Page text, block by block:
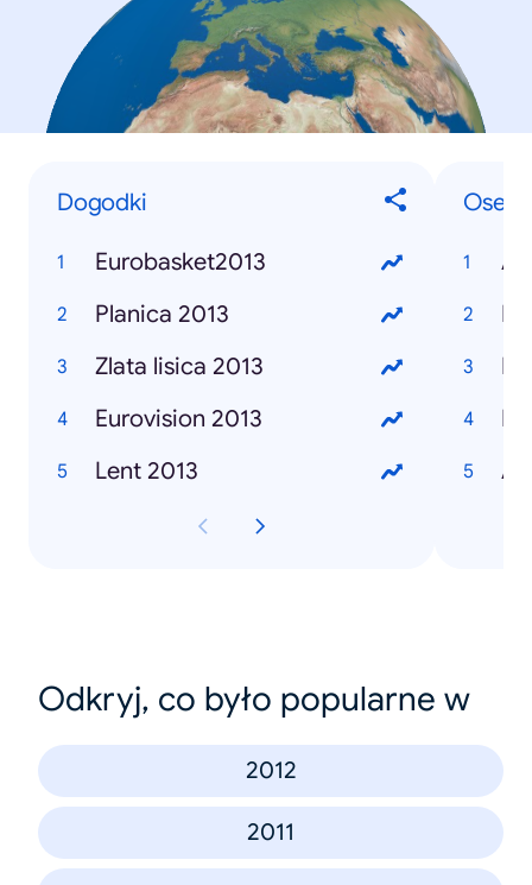
Dogodki
Eurobasket2013
Planica 2013
Zlata lisica 2013
Eurovision 2013
Lent 2013
Osebe
Odkryj, co było popularne w
2012
2011